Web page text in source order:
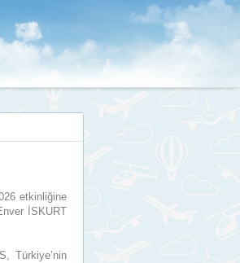
etkinliğine
İSKURT
Türkiye’nin